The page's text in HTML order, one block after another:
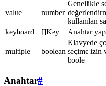
value number
Genellikle
kullanılan
keyboard []Key Anahtar
multiple boolean
Klavyede
seçime izin
boole
Anahtar#